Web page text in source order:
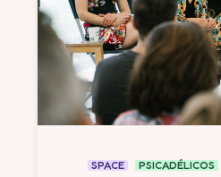
SPACE PSICADÉLICOS